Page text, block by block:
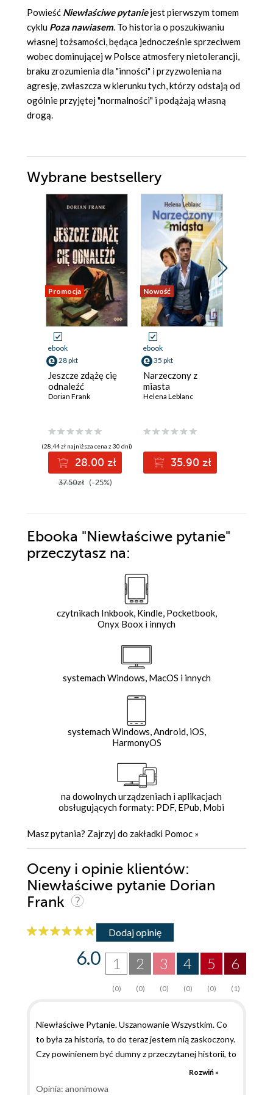
Powieść Niewłaściwe pytaniejest pierwszym tomem
cyklu Poza nawiasem. To historia o poszukiwaniu
własnej tożsamości, będąca jednocześnie sprzeciwem
wobec dominującej w Polsce atmosfery nietolerancji,
braku zrozumienia dla "inności" i przyzwolenia na
agresję, zwłaszcza w kierunku tych, którzy odstają od
ogólnie przyjętej "normalności" i podążają własną
drogą.
Wybrane bestsellery
Promocja
ebook
28 pkt
Jeszcze zdążę cię
odnaleźć
Dorian Frank
(28,44 zł najniższa cena z 30 dni)
28.00 zł
37.50zł (-25%)
Nowość
ebook
35 pkt
Narzeczony z
miasta
Helena Leblanc
35.90 zł
Ebooka "Niewłaściwe pytanie"
przeczytasz na:
czytnikach Inkbook, Kindle, Pocketbook,
Onyx Boox i innych
systemach Windows, MacOS i innych
systemach Windows, Android, iOS,
HarmonyOS
na dowolnych urządzeniach i aplikacjach
obsługujących formaty: PDF, EPub, Mobi
Masz pytania? Zajrzyj do zakładki Pomoc »
Oceny i opinie klientów:
Niewłaściwe pytanie Dorian
Frank
Dodaj opinię
6
(1)
5
(0)
4
(0)
3
(0)
2
(0)
1
(0)
6.0
Niewłaściwe Pytanie. Uszanowanie Wszystkim. Co
to była za historia, to do teraz jestem nią zaskoczony.
Czy powinienem być dumny z przeczytanej historii, to
nie wiem. Jest to dla mnie wielki znak zapytania.
Rozwiń »
Opinia: anonimowa